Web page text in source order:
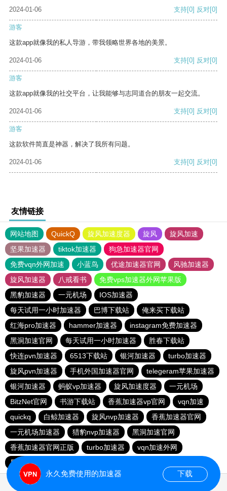
2024-01-06 支持[0] 反对[0]
游客
这款app就像我的私人导游，带我领略世界各地的美景。
2024-01-06 支持[0] 反对[0]
游客
这款app就像我的社交平台，让我能够与志同道合的朋友一起交流。
2024-01-06 支持[0] 反对[0]
游客
这款软件简直是神器，解决了我所有问题。
2024-01-06 支持[0] 反对[0]
友情链接
网站地图 QuickQ 旋风加速度器 旋风
旋风加速
坚果加速器
tiktok加速器
狗急加速器官网
免费vqn外网加速
小蓝鸟 优途加速器官网
风驰加速器
旋风加速器
八戒看书
免费vps加速器外网苹果版
黑豹加速器
一元机场
IOS加速器
每天试用一小时加速器
巴博下载站
俺来买下载站
红海pro加速器
hammer加速器
instagram免费加速器
黑洞加速官网
每天试用一小时加速器
胜春下载站
快连pvn加速器
6513下载站 银河加速器
turbo加速器
旋风pvn加速器
手机外国加速器官网
telegeram苹果加速器
银河加速器
蚂蚁vp加速器 旋风加速度器
一元机场
BitzNet官网
书游下载站 香蕉加速器vp官网
vqn加速
quickq
白鲸加速器 旋风nvp加速器
香蕉加速器官网
一元机场加速器
猎豹nvp加速器
黑洞加速官网
香蕉加速器官网正版
turbo加速器
vqn加速外网
星星加速器
永久免费使用的加速器 下载